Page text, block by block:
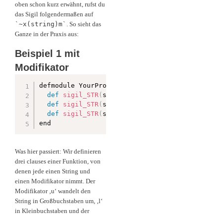
oben schon kurz erwähnt, rufst du
das Sigil folgendermaßen auf
`~x(string)m` . So sieht das
Ganze in der Praxis aus:
Beispiel 1 mit
Modifikator
defmodule YourProject
def
sigil_STR ( string
def
sigil_STR ( string
def
sigil_STR ( string
end
Was hier passiert: Wir definieren
drei clauses einer Funktion, von
denen jede einen String und
einen Modifikator nimmt. Der
Modifikator ‚u‘ wandelt den
String in Großbuchstaben um, ‚l‘
in Kleinbuchstaben und der